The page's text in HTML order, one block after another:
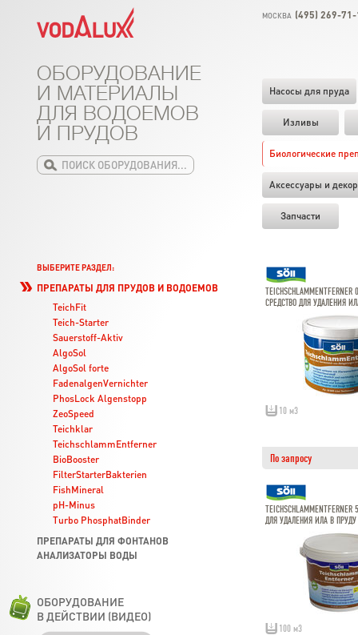
МОСКВА (495) 269-
Насосы для пруда
Изливы
Биологические
Аксессуары и декор
Запчасти
ОБОРУДОВАНИЕ
И МАТЕРИАЛЫ
ДЛЯ ВОДОЕМОВ
И ПРУДОВ
СРЕДСТВО ДЛЯ УДАЛЕНИЯ
10 м3
По запросу
ДЛЯ УДАЛЕНИЯ ИЛА В ПРУДУ
100 м3
ВЫБЕРИТЕ РАЗДЕЛ:
ПРЕПАРАТЫ ДЛЯ ПРУДОВ И ВОДОЕМОВ
TeichFit
Teich-Starter
Sauerstoff-Aktiv
AlgoSol
AlgoSol forte
FadenalgenVernichter
PhosLock Algenstopp
ZeoSpeed
Teichklar
TeichschlammEntferner
BioBooster
FilterStarterBakterien
FishMineral
pH-Minus
Turbo PhosphatBinder
ПРЕПАРАТЫ ДЛЯ ФОНТАНОВ
АНАЛИЗАТОРЫ ВОДЫ
ОБОРУДОВАНИЕ
В ДЕЙСТВИИ (ВИДЕО)